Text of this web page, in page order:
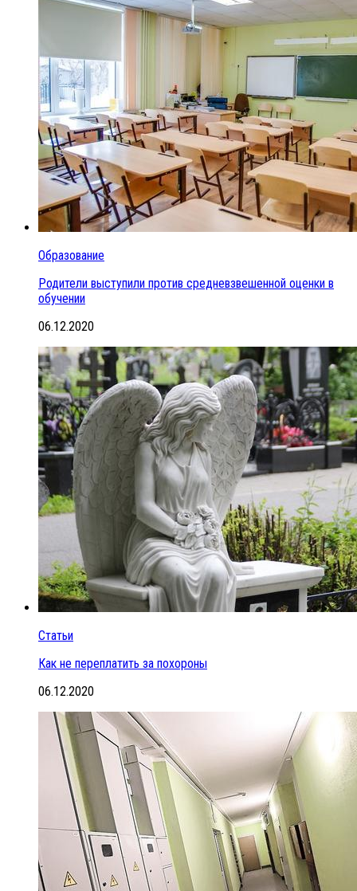
Образование
Родители выступили против средневзвешенной оценки в
обучении
06.12.2020
Статьи
Как не переплатить за похороны
06.12.2020